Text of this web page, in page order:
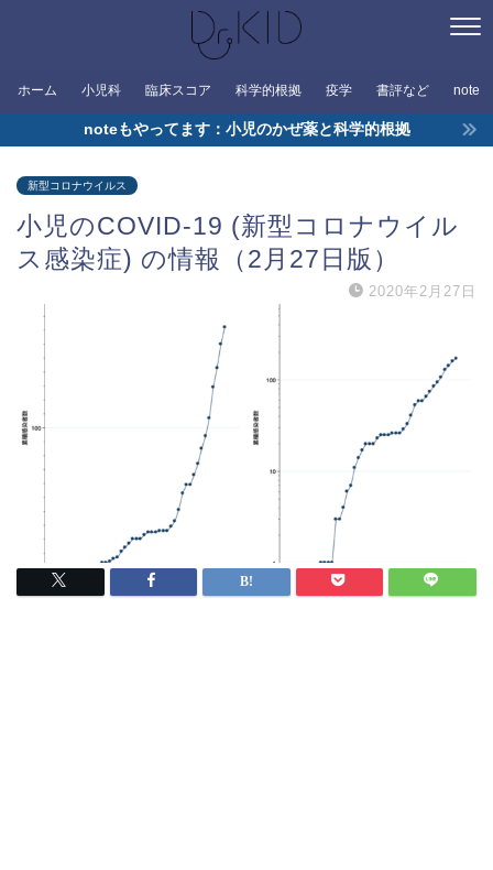
ホーム 小児科 臨床スコア 科学的根拠 疫学 書評など note
noteもやってます：小児のかぜ薬と科学的根拠
新型コロナウイルス
小児のCOVID-19 (新型コロナウイル
ス感染症) の情報（2月27日版）
2020年2月27日